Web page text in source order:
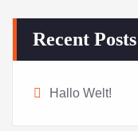
Recent Posts
Hallo Welt!